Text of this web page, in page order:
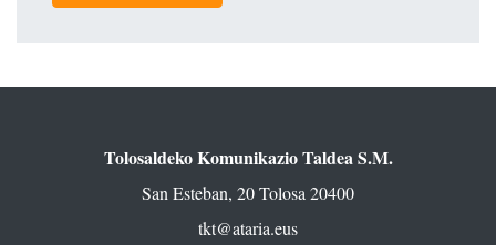
Tolosaldeko Komunikazio Taldea S.M.
San Esteban, 20 Tolosa 20400
tkt@ataria.eus